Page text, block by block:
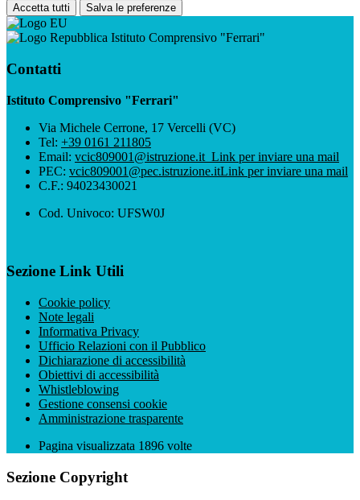
Accetta tutti Salva le preferenze
Istituto Comprensivo "Ferrari"
Contatti
Istituto Comprensivo "Ferrari"
Via Michele Cerrone, 17 Vercelli (VC)
Tel: +39 0161 211805
Email: vcic809001@istruzione.it Link per inviare una mail
PEC: vcic809001@pec.istruzione.itLink per inviare una mail
C.F.: 94023430021
Cod. Univoco: UFSW0J
Sezione Link Utili
Cookie policy
Note legali
Informativa Privacy
Ufficio Relazioni con il Pubblico
Dichiarazione di accessibilità
Obiettivi di accessibilità
Whistleblowing
Gestione consensi cookie
Amministrazione trasparente
Pagina visualizzata 1896 volte
Sezione Copyright